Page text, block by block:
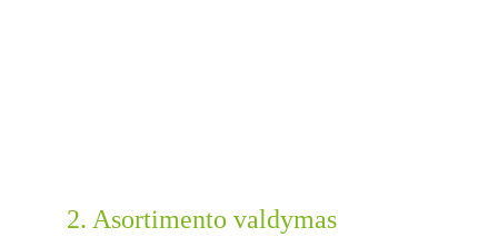
2. Asortimento valdymas